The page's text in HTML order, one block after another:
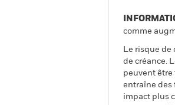
comme
Le risque
de créance.
peuvent être
entraîne des
impact plus